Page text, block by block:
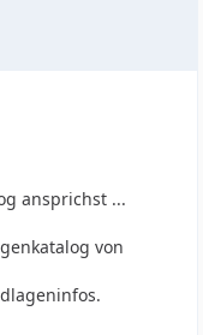
ansprichst ...
von